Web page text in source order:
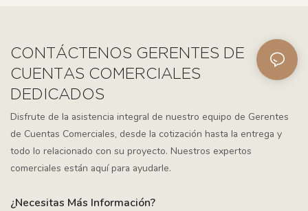
CONTÁCTENOS GERENTES DE
CUENTAS COMERCIALES
DEDICADOS
Disfrute de la asistencia integral de nuestro equipo de Gerentes
de Cuentas Comerciales, desde la cotización hasta la entrega y
todo lo relacionado con su proyecto. Nuestros expertos
comerciales están aquí para ayudarle.
¿Necesitas Más Información?